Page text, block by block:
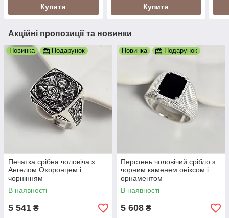
Купити Купити
Акційні пропозиції та новинки
Новинка Подарунок
Печатка срібна чоловіча з
Ангелом Охоронцем і
чорнінням
В наявності
5 541 ₴
Новинка Подарунок
Перстень чоловічий срібло з
чорним каменем оніксом і
орнаментом
В наявності
5 608 ₴